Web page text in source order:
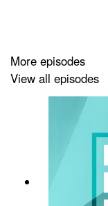
Pour en savoir
aux
https://
More episodes
View all episodes